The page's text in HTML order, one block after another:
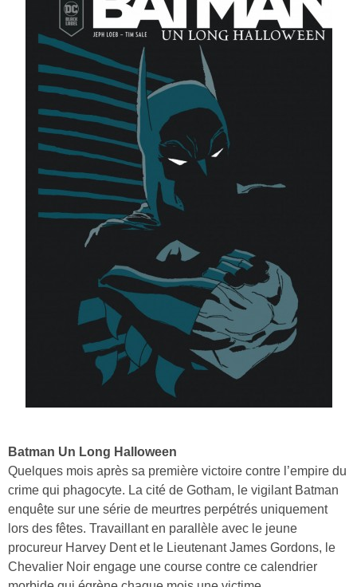
Batman Un Long Halloween
Quelques mois après sa première victoire contre l’empire du
crime qui phagocyte. La cité de Gotham, le vigilant Batman
enquête sur une série de meurtres perpétrés uniquement
lors des fêtes. Travaillant en parallèle avec le jeune
procureur Harvey Dent et le Lieutenant James Gordons, le
Chevalier Noir engage une course contre ce calendrier